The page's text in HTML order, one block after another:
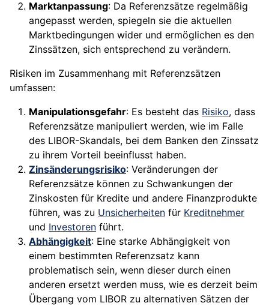
Marktanpassung: Da Referenzsätze regelmäßig
angepasst werden, spiegeln sie die aktuellen
Marktbedingungen wider und ermöglichen es den
Zinssätzen, sich entsprechend zu verändern.
Risiken im Zusammenhang mit Referenzsätzen
umfassen:
Manipulationsgefahr: Es besteht das Risiko, dass
Referenzsätze manipuliert werden, wie im Falle
des LIBOR-Skandals, bei dem Banken den Zinssatz
zu ihrem Vorteil beeinflusst haben.
Zinsänderungsrisiko: Veränderungen der
Referenzsätze können zu Schwankungen der
Zinskosten für Kredite und andere Finanzprodukte
führen, was zu Unsicherheiten für Kreditnehmer
und Investoren führt.
Abhängigkeit: Eine starke Abhängigkeit von
einem bestimmten Referenzsatz kann
problematisch sein, wenn dieser durch einen
anderen ersetzt werden muss, wie es derzeit beim
Übergang vom LIBOR zu alternativen Sätzen der